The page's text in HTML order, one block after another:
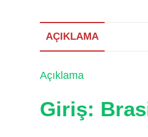
AÇIKLAMA
Açıklama
Giriş: